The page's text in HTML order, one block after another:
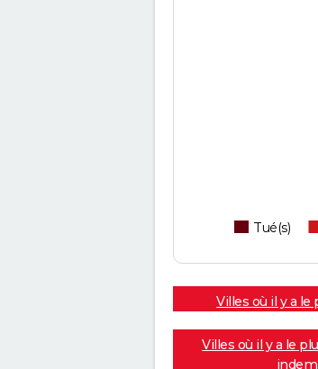
Tué(s)
Villes où il y a
Villes où il y a le